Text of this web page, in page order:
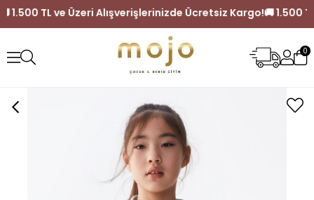
🚚 1.500 TL ve Üzeri Alışverişlerinizde Ücretsiz Kargo!
0